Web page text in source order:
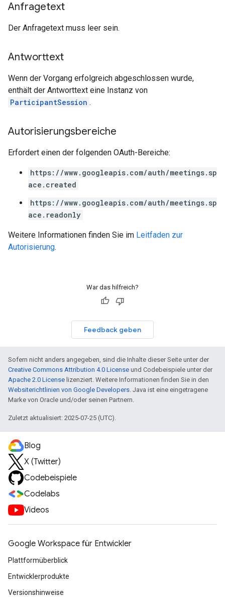
Anfragetext
Der Anfragetext muss leer sein.
Antworttext
Wenn der Vorgang erfolgreich abgeschlossen wurde,
enthält der Antworttext eine Instanz von
ParticipantSession .
Autorisierungsbereiche
Erfordert einen der folgenden OAuth-Bereiche:
https://www.googleapis.com/auth/meetings.sp
ace.created
https://www.googleapis.com/auth/meetings.sp
ace.readonly
Weitere Informationen finden Sie im Leitfaden zur
Autorisierung.
War das hilfreich?
Feedback geben
Sofern nicht anders angegeben, sind die Inhalte dieser Seite unter der
Creative Commons Attribution 4.0 License und Codebeispiele unter der
Apache 2.0 License lizenziert. Weitere Informationen finden Sie in den
Websiterichtlinien von Google Developers. Java ist eine eingetragene
Marke von Oracle und/oder seinen Partnern.
Zuletzt aktualisiert: 2025-07-25 (UTC).
Blog
X (Twitter)
Codebeispiele
Codelabs
Videos
Google Workspace für Entwickler
Plattformüberblick
Entwicklerprodukte
Versionshinweise